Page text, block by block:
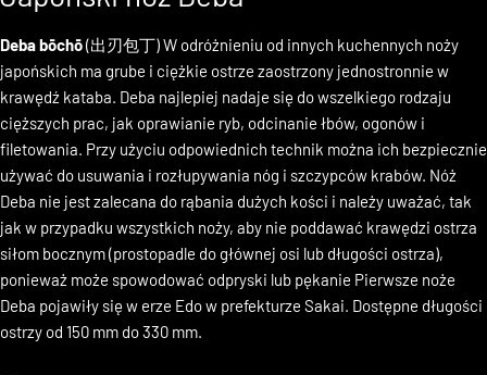
Japoński nóż Deba
Deba bōchō(出刃包丁) W odróżnieniu od innych kuchennych noży
japońskich ma grube i ciężkie ostrze zaostrzony jednostronnie w
krawędź kataba. Deba najlepiej nadaje się do wszelkiego rodzaju
cięższych prac, jak oprawianie ryb, odcinanie łbów, ogonów i
filetowania. Przy użyciu odpowiednich technik można ich bezpiecznie
używać do usuwania i rozłupywania nóg i szczypców krabów. Nóż
Deba nie jest zalecana do rąbania dużych kości i należy uważać, tak
jak w przypadku wszystkich noży, aby nie poddawać krawędzi ostrza
siłom bocznym (prostopadle do głównej osi lub długości ostrza),
ponieważ może spowodować odpryski lub pękanie Pierwsze noże
Deba pojawiły się w erze Edo w prefekturze Sakai. Dostępne długości